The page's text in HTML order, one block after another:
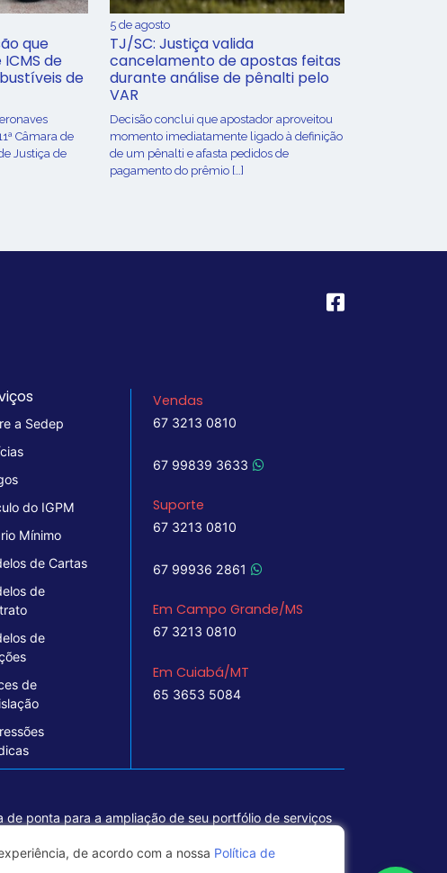
que
de
de
Câmara de
Justiça de
5 de agosto
TJ/SC: Justiça valida
cancelamento de apostas feitas
durante análise de pênalti pelo
VAR
Decisão conclui que apostador aproveitou
momento imediatamente ligado à definição
de um pênalti e afasta pedidos de
pagamento do prêmio […]
a Sedep
do IGPM
Mínimo
de Cartas
de
de
de
Vendas
67 3213 0810
67 99839 3633
Suporte
67 3213 0810
67 99936 2861
Em Campo Grande/MS
67 3213 0810
Em Cuiabá/MT
65 3653 5084
ponta para a ampliação de seu portfólio de serviços
de acordo com a nossa Política de